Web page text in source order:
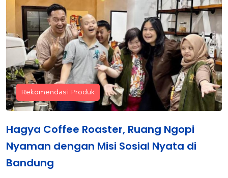
Rekomendasi Produk
Hagya Coffee Roaster, Ruang Ngopi
Nyaman dengan Misi Sosial Nyata di
Bandung